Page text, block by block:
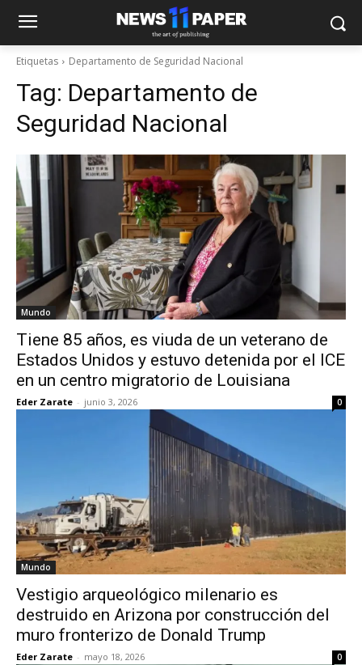
Etiquetas Departamento de Seguridad Nacional
Tag: Departamento de
Seguridad Nacional
Mundo
Tiene 85 años, es viuda de un veterano de
Estados Unidos y estuvo detenida por el ICE
en un centro migratorio de Louisiana
Eder Zarate - junio 3, 2026 0
Mundo
Vestigio arqueológico milenario es
destruido en Arizona por construcción del
muro fronterizo de Donald Trump
Eder Zarate - mayo 18, 2026 0